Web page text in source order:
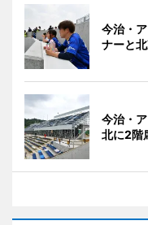
今治・
ナーと
今治・
北に2階